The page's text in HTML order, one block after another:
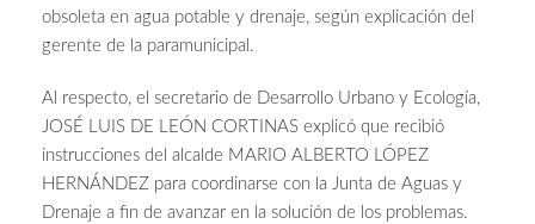
obsoleta en agua potable y drenaje, según explicación del
gerente de la paramunicipal.
Al respecto, el secretario de Desarrollo Urbano y Ecología,
JOSÉ LUIS DE LEÓN CORTINAS explicó que recibió
instrucciones del alcalde MARIO ALBERTO LÓPEZ
HERNÁNDEZ para coordinarse con la Junta de Aguas y
Drenaje a fin de avanzar en la solución de los problemas.